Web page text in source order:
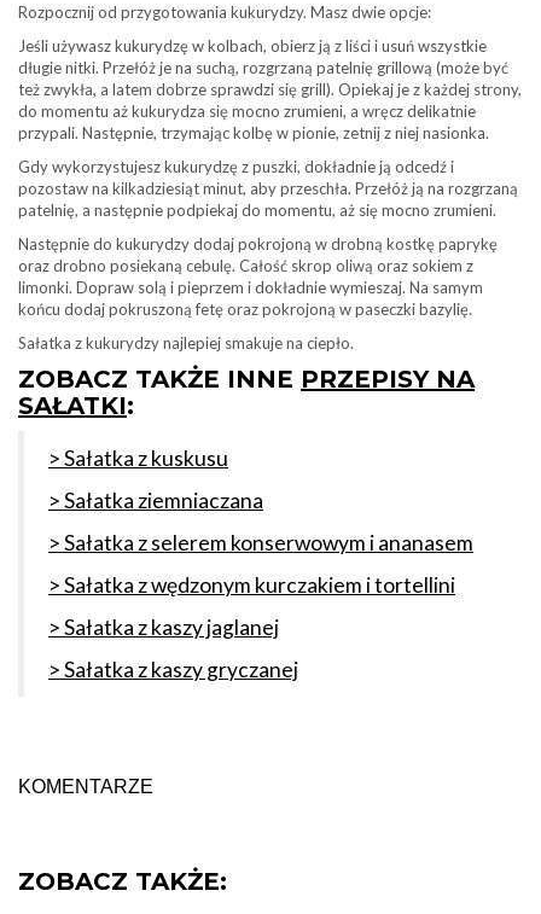
Rozpocznij od przygotowania kukurydzy. Masz dwie opcje:
Jeśli używasz kukurydzę w kolbach, obierz ją z liści i usuń wszystkie
długie nitki. Przełóż je na suchą, rozgrzaną patelnię grillową (może być
też zwykła, a latem dobrze sprawdzi się grill). Opiekaj je z każdej strony,
do momentu aż kukurydza się mocno zrumieni, a wręcz delikatnie
przypali. Następnie, trzymając kolbę w pionie, zetnij z niej nasionka.
Gdy wykorzystujesz kukurydzę z puszki, dokładnie ją odcedź i
pozostaw na kilkadziesiąt minut, aby przeschła. Przełóż ją na rozgrzaną
patelnię, a następnie podpiekaj do momentu, aż się mocno zrumieni.
Następnie do kukurydzy dodaj pokrojoną w drobną kostkę paprykę
oraz drobno posiekaną cebulę. Całość skrop oliwą oraz sokiem z
limonki. Dopraw solą i pieprzem i dokładnie wymieszaj. Na samym
końcu dodaj pokruszoną fetę oraz pokrojoną w paseczki bazylię.
Sałatka z kukurydzy najlepiej smakuje na ciepło.
ZOBACZ TAKŻE INNE PRZEPISY NA
SAŁATKI:
> Sałatka z kuskusu
> Sałatka ziemniaczana
> Sałatka z selerem konserwowym i ananasem
> Sałatka z wędzonym kurczakiem i tortellini
> Sałatka z kaszy jaglanej
> Sałatka z kaszy gryczanej
KOMENTARZE
ZOBACZ TAKŻE: